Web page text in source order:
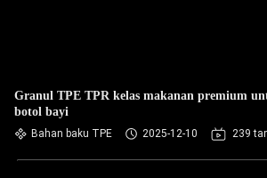
Granul TPE TPR kelas makanan premium
botol bayi
Bahan baku TPE 2025-12-10 239